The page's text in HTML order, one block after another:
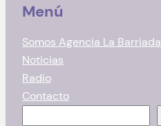
Menú
Somos Agencia La Barriada
Noticias
Radio
Contacto